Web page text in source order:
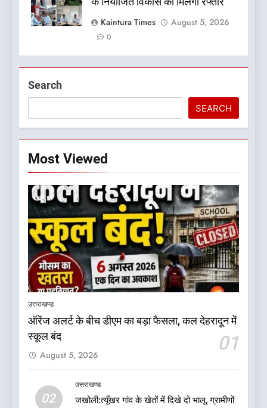
Kaintura Times
August 5, 2026
0
Search
SEARCH
Most Viewed
उत्तराखण्ड
ऑरेंज अलर्ट के बीच डीएम का बड़ा फैसला, कल देहरादून में
स्कूल बंद
01
August 5, 2026
02
उत्तराखण्ड
जखोली:त्यूँखर गांव के खेतों में दिखे दो भालू, ग्रामीणों
5
डॉ. पंकज गर्ग एसोसिएशन ऑफ ब्रेस्ट
सर्जन्स ऑफ इंडिया के निदेशक
6
पर मंथन: सूत्र